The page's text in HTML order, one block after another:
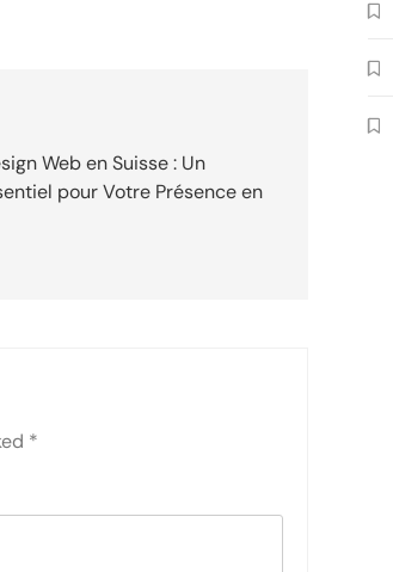
Web en Suisse : Un
pour Votre Présence en
*